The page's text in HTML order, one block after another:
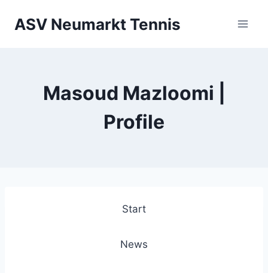
InhaltASV Neumarkt Tennis
Masoud Mazloomi |
Profile
Start
News